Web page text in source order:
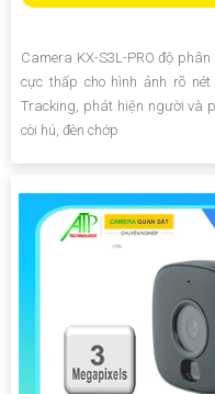
Camera KX-S3L-PRO độ
cực thấp cho hình ảnh rõ
Tracking, phát hiện người và
còi hú, đèn chớp